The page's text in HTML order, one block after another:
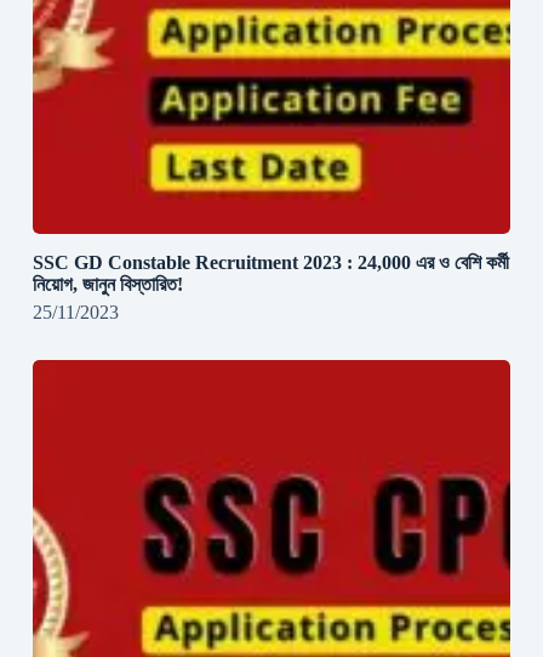
SSC GD Constable Recruitment 2023 : 24,000 এর ও বেশি কর্মী
নিয়োগ, জানুন বিস্তারিত!
25/11/2023